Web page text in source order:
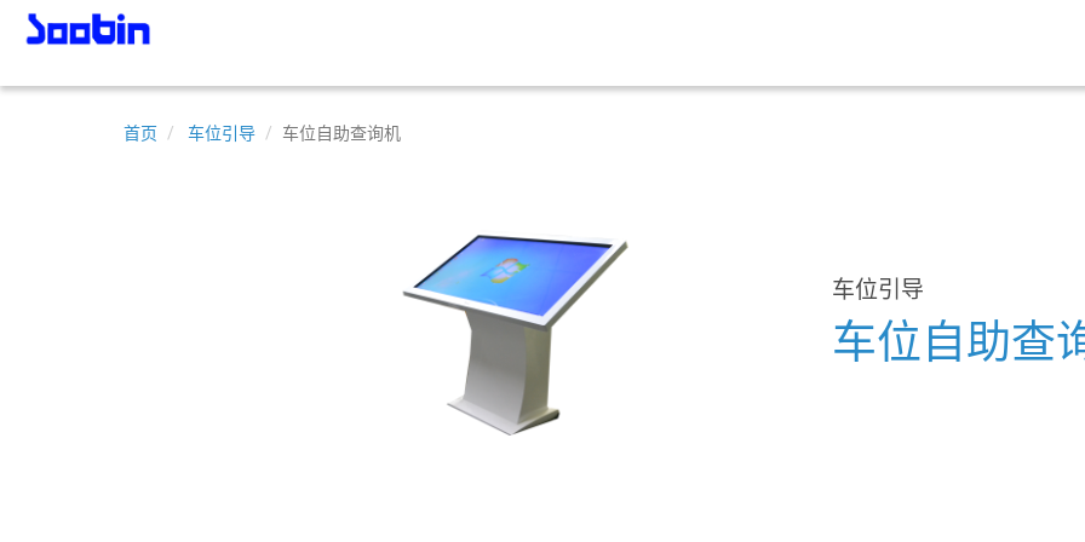
首页 车位引导 车位自助查询机
车位引导
车位自助查